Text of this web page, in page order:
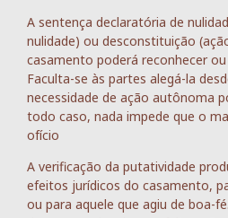
A sentença declaratória de
nulidade) ou desconstituição
casamento poderá reconhecer
Faculta-se às partes alegá-la
necessidade de ação autônoma
todo caso, nada impede que o
ofício
A verificação da putatividade
efeitos jurídicos do casamento,
ou para aquele que agiu de boa-